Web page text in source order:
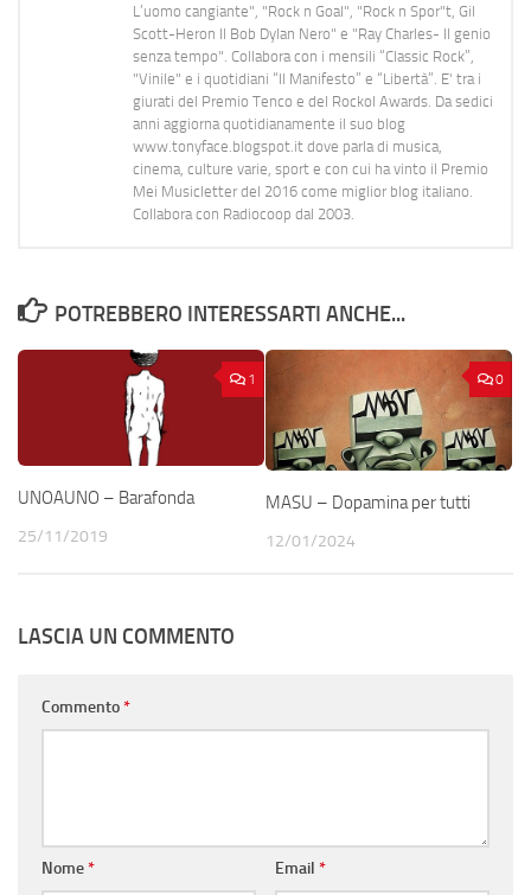
L’uomo cangiante", "Rock n Goal", "Rock n Spor"t, Gil
Scott-Heron Il Bob Dylan Nero" e "Ray Charles- Il genio
senza tempo". Collabora con i mensili “Classic Rock”,
"Vinile" e i quotidiani “Il Manifesto” e “Libertà”. E' tra i
giurati del Premio Tenco e del Rockol Awards. Da sedici
anni aggiorna quotidianamente il suo blog
www.tonyface.blogspot.it dove parla di musica,
cinema, culture varie, sport e con cui ha vinto il Premio
Mei Musicletter del 2016 come miglior blog italiano.
Collabora con Radiocoop dal 2003.
POTREBBERO INTERESSARTI ANCHE...
1
UNOAUNO – Barafonda
25/11/2019
0
MASU – Dopamina per tutti
12/01/2024
LASCIA UN COMMENTO
Commento*
Nome* Email *